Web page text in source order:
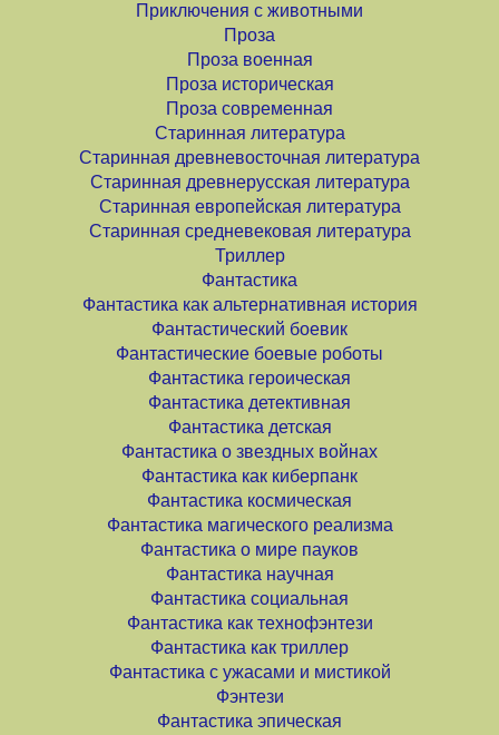
Приключения с животными
Проза
Проза военная
Проза историческая
Проза современная
Старинная литература
Старинная древневосточная литература
Старинная древнерусская литература
Старинная европейская литература
Старинная средневековая литература
Триллер
Фантастика
Фантастика как альтернативная история
Фантастический боевик
Фантастические боевые роботы
Фантастика героическая
Фантастика детективная
Фантастика детская
Фантастика о звездных войнах
Фантастика как киберпанк
Фантастика космическая
Фантастика магического реализма
Фантастика о мире пауков
Фантастика научная
Фантастика социальная
Фантастика как технофэнтези
Фантастика как триллер
Фантастика с ужасами и мистикой
Фэнтези
Фантастика эпическая